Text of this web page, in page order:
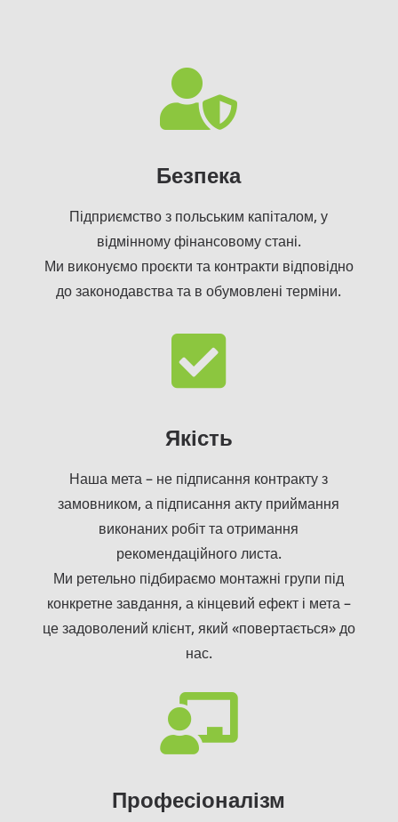

Безпека
Підприємство з польським капіталом, у
відмінному фінансовому стані.
Ми виконуємо проєкти та контракти відповідно
до законодавства та в обумовлені терміни.

Якість
Наша мета – не підписання контракту з
замовником, а підписання акту приймання
виконаних робіт та отримання
рекомендаційного листа.
Ми ретельно підбираємо монтажні групи під
конкретне завдання, а кінцевий ефект і мета –
це задоволений клієнт, який «повертається» до
нас.

Професіоналізм